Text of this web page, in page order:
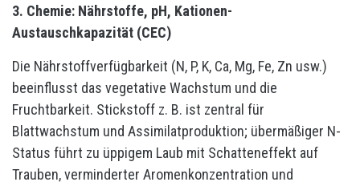
3. Chemie: Nährstoffe, pH, Kationen-
Austauschkapazität (CEC)
Die Nährstoffverfügbarkeit (N, P, K, Ca, Mg, Fe, Zn usw.)
beeinflusst das vegetative Wachstum und die
Fruchtbarkeit. Stickstoff z. B. ist zentral für
Blattwachstum und Assimilatproduktion; übermäßiger N-
Status führt zu üppigem Laub mit Schatteneffekt auf
Trauben, verminderter Aromenkonzentration und